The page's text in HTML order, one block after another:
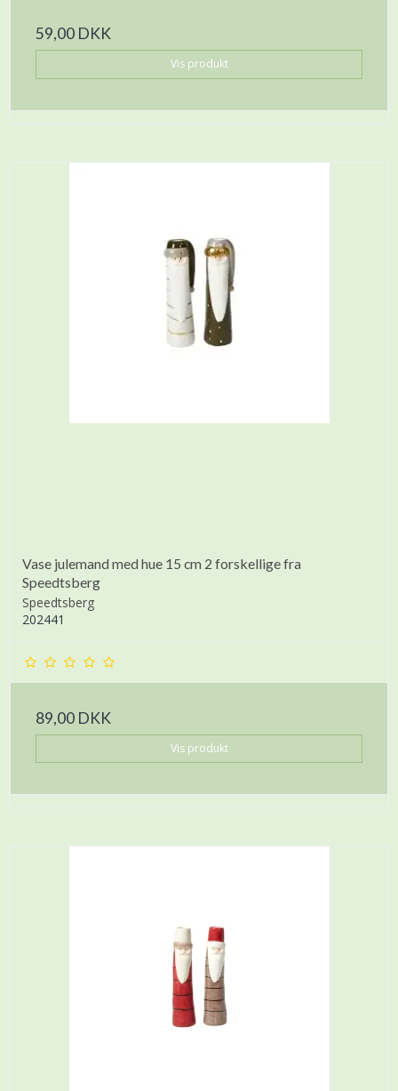
59,00 DKK
Vis produkt
Vase julemand med hue 15 cm 2 forskellige fra
Speedtsberg
Speedtsberg
202441
89,00 DKK
Vis produkt